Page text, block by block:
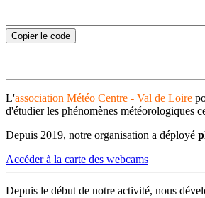
Copier le code
L'association Météo Centre - Val de Loire
d'étudier les phénomènes météorologiques
Depuis 2019, notre organisation a déployé
Accéder à la carte des webcams
Depuis le début de notre activité, nous